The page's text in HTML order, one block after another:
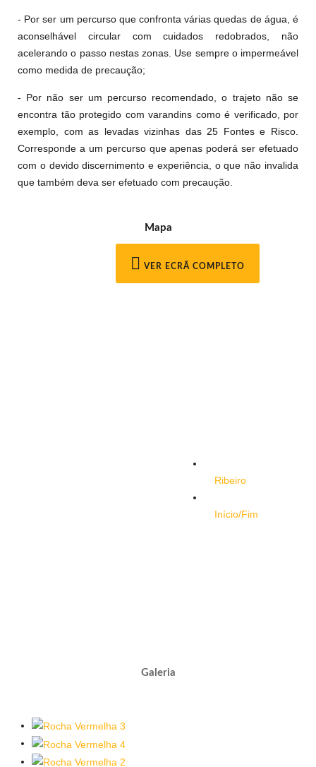
- Por ser um percurso que confronta várias quedas de água, é
aconselhável circular com cuidados redobrados, não
acelerando o passo nestas zonas. Use sempre o impermeável
como medida de precaução;
- Por não ser um percurso recomendado, o trajeto não se
encontra tão protegido com varandins como é verificado, por
exemplo, com as levadas vizinhas das 25 Fontes e Risco.
Corresponde a um percurso que apenas poderá ser efetuado
com o devido discernimento e experiência, o que não invalida
que também deva ser efetuado com precaução.
Mapa
VER ECRÃ COMPLETO
Ribeiro
Início/Fim
Galeria